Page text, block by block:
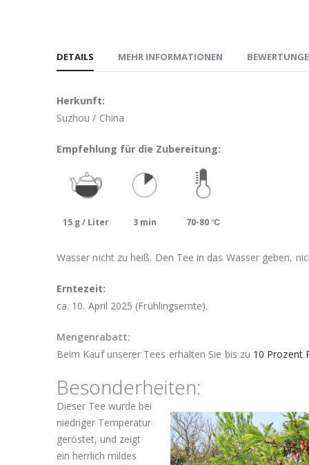
DETAILS
Herkunft:
Suzhou / China
Empfehlung für die Zubereitung:
15 g / Liter 3 min 70-80 ℃
Wasser nicht zu heiß. Den Tee in das Wasser geben,
Erntezeit:
ca. 10. April 2025 (Frühlingsernte).
Mengenrabatt:
Beim Kauf unserer Tees erhalten Sie bis zu 10 Prozent
Besonderheiten:
Dieser Tee wurde bei
niedriger Temperatur
geröstet, und zeigt
ein herrlich mildes
MEHR INFORMATIONEN